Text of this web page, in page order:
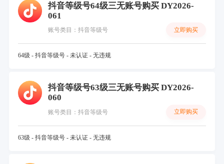
抖音等级号64级三无账号购买 DY2026-
061
账号类目：抖音等级号 立即购买
64级 - 抖音等级号 - 未认证 - 无违规
抖音等级号63级三无账号购买 DY2026-
060
账号类目：抖音等级号 立即购买
63级 - 抖音等级号 - 未认证 - 无违规